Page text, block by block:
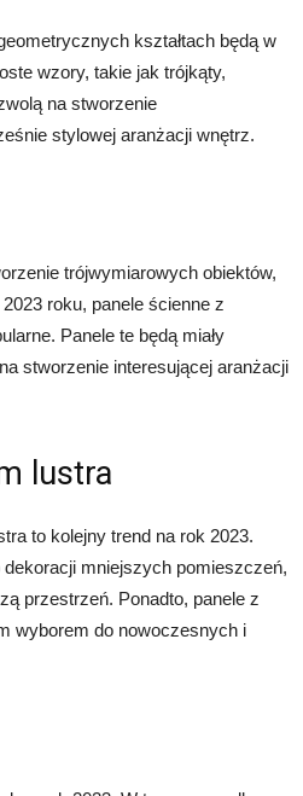
kształtach będą w
wzory, takie jak trójkąty,
na stworzenie
stylowej aranżacji wnętrz.
trójwymiarowych obiektów,
roku, panele ścienne z
Panele te będą miały
stworzenie interesującej aranżacji
lustra
to kolejny trend na rok 2023.
dekoracji mniejszych pomieszczeń,
przestrzeń. Ponadto, panele z
wyborem do nowoczesnych i